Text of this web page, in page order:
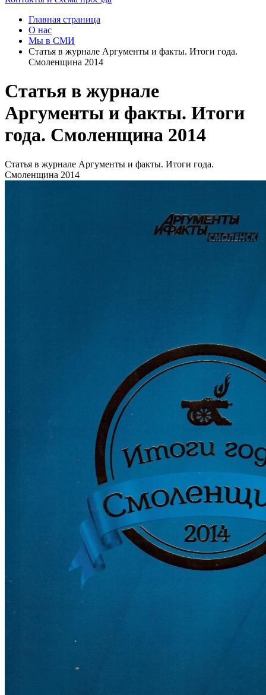
Главная страница
О нас
Мы в СМИ
Статья в журнале Аргументы и факты. Итоги года.
Смоленщина 2014
Статья в журнале
Аргументы и факты. Итоги
года. Смоленщина 2014
Статья в журнале Аргументы и факты. Итоги года.
Смоленщина 2014